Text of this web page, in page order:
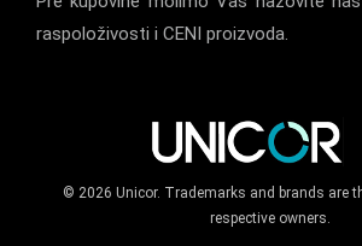
raspoloživosti i CENI proizvoda.
© 2026 Unicor. Trademarks and brands are
respective owners.